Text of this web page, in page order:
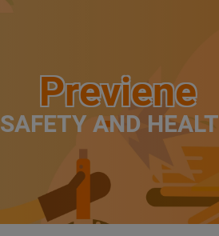
Previene
SAFETY AND